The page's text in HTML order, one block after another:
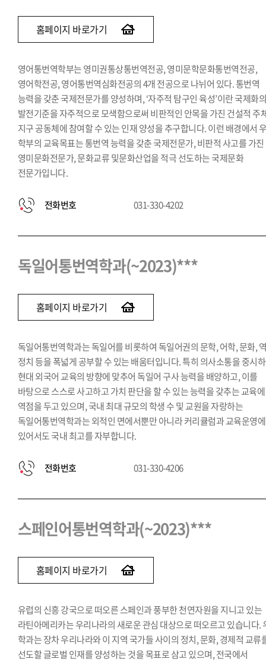
중국어통번역학과(~2022)
일본어통번역학과(~2022)
말레이·인도네시아어통번역학과(~2023)
태국어통번역학과(~2022)
홈페이지 바로가기
영어통번역학부는 영미권통상통번역전공, 영미문학문화통번역전공,
영어학전공, 영어통번역심화전공의 4개 전공으로 나뉘어 있다. 통번역
능력을 갖춘 국제전문가를 양성하며, ‘자주적 탐구인 육성’이란 국제화
발전기준을 자주적으로 모색함으로써 비판적인 안목을 가진 건설적 주
지구 공동체에 참여할 수 있는 인재 양성을 추구합니다. 이런 배경에서
학부의 교육목표는 통번역 능력을 갖춘 국제전문가, 비판적 사고를 가진
영미문화전문가, 문화교류 및문화산업을 적극 선도하는 국제문화
전문가입니다.
전화번호 031-330-4202
독일어통번역학과(~2023)***
홈페이지 바로가기
독일어통번역학과는 독일어를 비롯하여 독일어권의 문학, 어학, 문화,
정치 등을 폭넓게 공부할 수 있는 배움터입니다. 특히 의사소통을 중시
현대 외국어 교육의 방향에 맞추어 독일어 구사 능력을 배양하고, 이를
바탕으로 스스로 사고하고 가치 판단을 할 수 있는 능력을 갖추는 교육에
역점을 두고 있으며, 국내 최대 규모의 학생 수 및 교원을 자랑하는
독일어통번역학과는 외적인 면에서뿐만 아니라 커리큘럼과 교육운영에
있어서도 국내 최고를 자부합니다.
전화번호 031-330-4206
스페인어통번역학과(~2023)***
홈페이지 바로가기
유럽의 신흥 강국으로 떠오른 스페인과 풍부한 천연자원을 지니고 있는
라틴아메리카는 우리나라의 새로운 관심 대상으로 떠오르고 있습니다.
학과는 장차 우리나라와 이 지역 국가들 사이의 정치, 문화, 경제적 교류
선도할 글로벌 인재를 양성하는 것을 목표로 삼고 있으며, 전국에서